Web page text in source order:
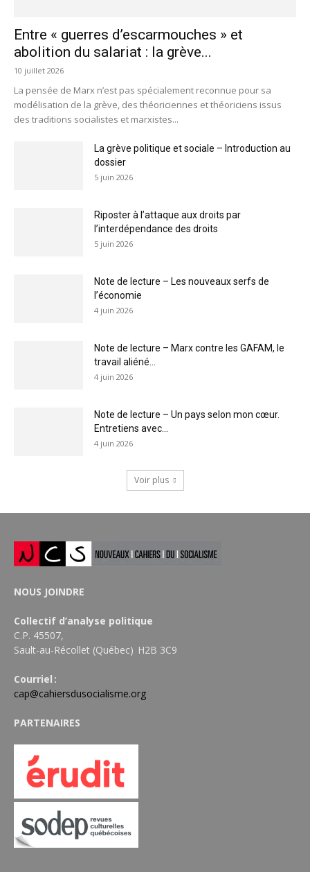
Entre « guerres d’escarmouches » et
abolition du salariat : la grève...
10 juillet 2026
La pensée de Marx n’est pas spécialement reconnue pour sa
modélisation de la grève, des théoriciennes et théoriciens issus
des traditions socialistes et marxistes...
La grève politique et sociale – Introduction au
dossier
5 juin 2026
Riposter à l’attaque aux droits par
l’interdépendance des droits
5 juin 2026
Note de lecture – Les nouveaux serfs de
l’économie
4 juin 2026
Note de lecture – Marx contre les GAFAM, le
travail aliéné...
4 juin 2026
Note de lecture – Un pays selon mon cœur.
Entretiens avec...
4 juin 2026
Voir plus
NOUS JOINDRE
Collectif d’analyse politique
C.P. 45507,
Sault-au-Récollet (Québec) H2B 3C9
Courriel :
cap@cahiersdusocialisme.org
PARTENAIRES